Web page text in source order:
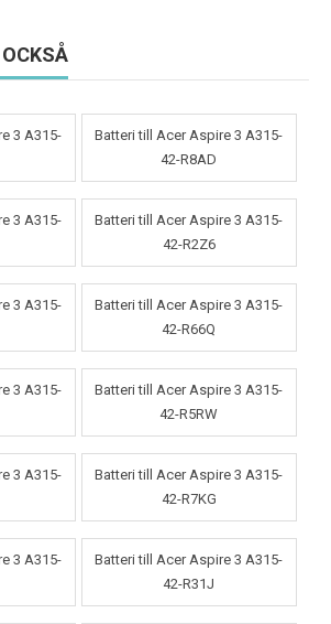
3 A315-
Batteri till Acer Aspire 3 A315-
42-R8AD
3 A315-
Batteri till Acer Aspire 3 A315-
42-R2Z6
3 A315-
Batteri till Acer Aspire 3 A315-
42-R66Q
3 A315-
Batteri till Acer Aspire 3 A315-
42-R5RW
3 A315-
Batteri till Acer Aspire 3 A315-
42-R7KG
3 A315-
Batteri till Acer Aspire 3 A315-
42-R31J